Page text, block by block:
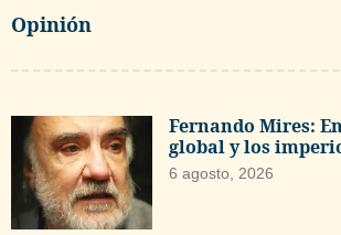
Opinión
Fernando Mires:
global y los
6 agosto, 2026